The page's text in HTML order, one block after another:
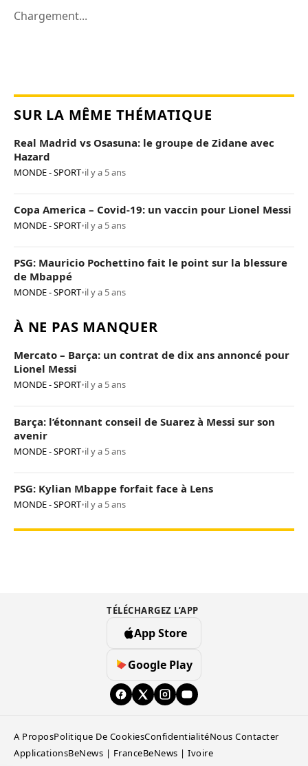
Chargement...
SUR LA MÊME THÉMATIQUE
Real Madrid vs Osasuna: le groupe de Zidane avec
Hazard
MONDE - SPORT•il y a 5 ans
Copa America – Covid-19: un vaccin pour Lionel Messi
MONDE - SPORT•il y a 5 ans
PSG: Mauricio Pochettino fait le point sur la blessure
de Mbappé
MONDE - SPORT•il y a 5 ans
À NE PAS MANQUER
Mercato – Barça: un contrat de dix ans annoncé pour
Lionel Messi
MONDE - SPORT•il y a 5 ans
Barça: l’étonnant conseil de Suarez à Messi sur son
avenir
MONDE - SPORT•il y a 5 ans
PSG: Kylian Mbappe forfait face à Lens
MONDE - SPORT•il y a 5 ans
TÉLÉCHARGEZ L’APP
App Store
Google Play
A ProposPolitique De CookiesConfidentialitéNous Contacter
ApplicationsBeNews | FranceBeNews | Ivoire